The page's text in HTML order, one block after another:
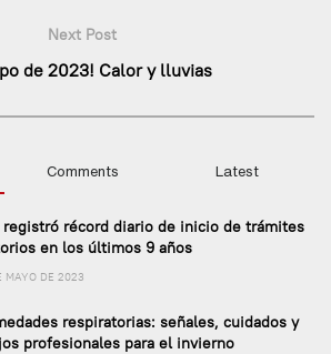
Next Post
de 2023! Calor y lluvias
Comments Latest
registró récord diario de inicio de trámites
en los últimos 9 años
MAYO DE 2023
respiratorias: señales, cuidados y
profesionales para el invierno